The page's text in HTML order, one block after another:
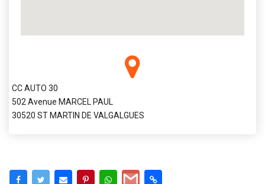
CC AUTO 30
502 Avenue MARCEL PAUL
30520 ST MARTIN DE VALGALGUES